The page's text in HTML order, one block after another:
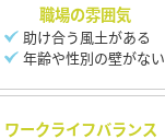
職場の雰囲気
助け合う風土がある
年齢や性別の壁がない
ワークライフバランス